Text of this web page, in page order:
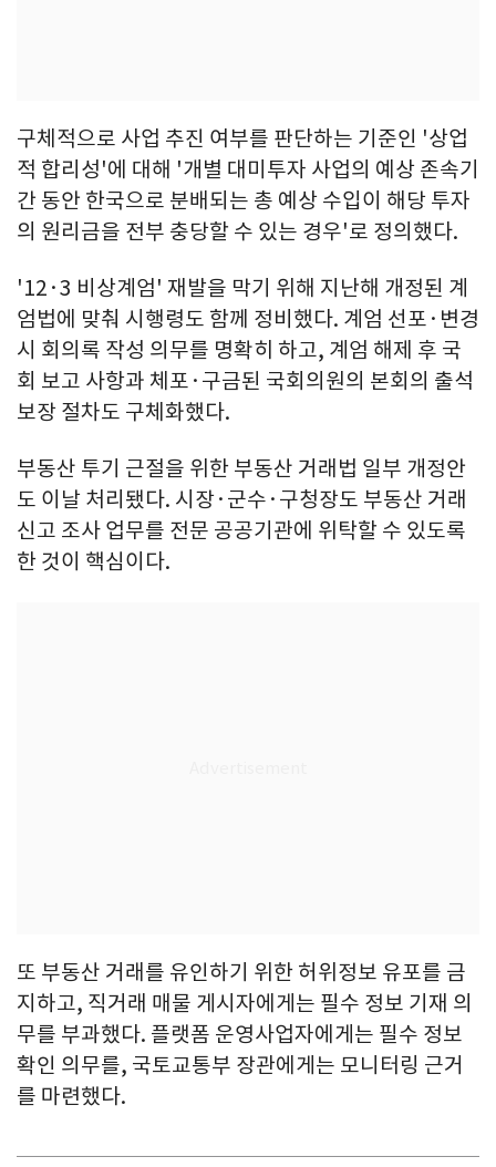
구체적으로 사업 추진 여부를 판단하는 기준인 '상업
적 합리성'에 대해 '개별 대미투자 사업의 예상 존속기
간 동안 한국으로 분배되는 총 예상 수입이 해당 투자
의 원리금을 전부 충당할 수 있는 경우'로 정의했다.
'12·3 비상계엄' 재발을 막기 위해 지난해 개정된 계
엄법에 맞춰 시행령도 함께 정비했다. 계엄 선포·변경
시 회의록 작성 의무를 명확히 하고, 계엄 해제 후 국
회 보고 사항과 체포·구금된 국회의원의 본회의 출석
보장 절차도 구체화했다.
부동산 투기 근절을 위한 부동산 거래법 일부 개정안
도 이날 처리됐다. 시장·군수·구청장도 부동산 거래
신고 조사 업무를 전문 공공기관에 위탁할 수 있도록
한 것이 핵심이다.
또 부동산 거래를 유인하기 위한 허위정보 유포를 금
지하고, 직거래 매물 게시자에게는 필수 정보 기재 의
무를 부과했다. 플랫폼 운영사업자에게는 필수 정보
확인 의무를, 국토교통부 장관에게는 모니터링 근거
를 마련했다.